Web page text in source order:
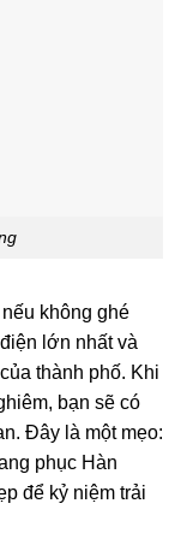
không ghé
lớn nhất và
thành phố. Khi
bạn sẽ có
Đây là một mẹo:
phục Hàn
để kỷ niệm trải